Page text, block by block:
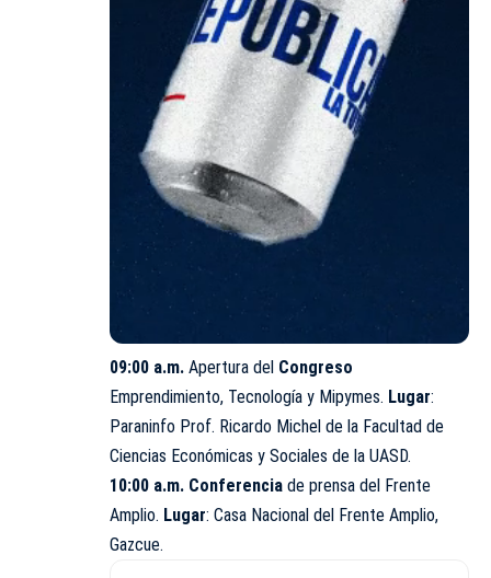
09:00 a.m. Apertura del Congreso
Emprendimiento, Tecnología y Mipymes. Lugar:
Paraninfo Prof. Ricardo Michel de la Facultad de
Ciencias Económicas y Sociales de la UASD.
10:00 a.m. Conferencia de prensa del Frente
Amplio. Lugar: Casa Nacional del Frente Amplio,
Gazcue.